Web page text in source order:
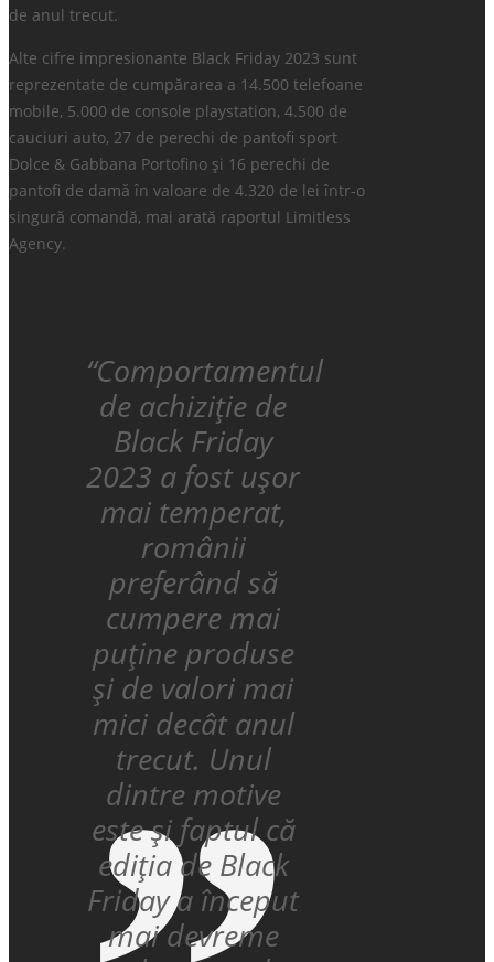
de anul trecut.
Alte cifre impresionante Black Friday 2023 sunt
reprezentate de cumpărarea a 14.500 telefoane
mobile, 5.000 de console playstation, 4.500 de
cauciuri auto, 27 de perechi de pantofi sport
Dolce & Gabbana Portofino și 16 perechi de
pantofi de damă în valoare de 4.320 de lei într-o
singură comandă, mai arată raportul Limitless
Agency.
“Comportamentul
de achiziție de
Black Friday
2023 a fost ușor
mai temperat,
românii
preferând să
cumpere mai
puține produse
și de valori mai
mici decât anul
trecut. Unul
dintre motive
este și faptul că
ediția de Black
Friday a început
mai devreme